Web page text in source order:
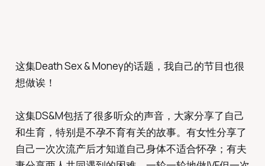
这集Death Sex & Money的话题，我自己的节目也很
想做诶！
这集DS&M包括了很多听众的声音，大家分享了自己
和生育，特别是不孕不育有关的故事。有女性分享了
自己一次次流产后才知道自己身体不适合怀孕；有夫